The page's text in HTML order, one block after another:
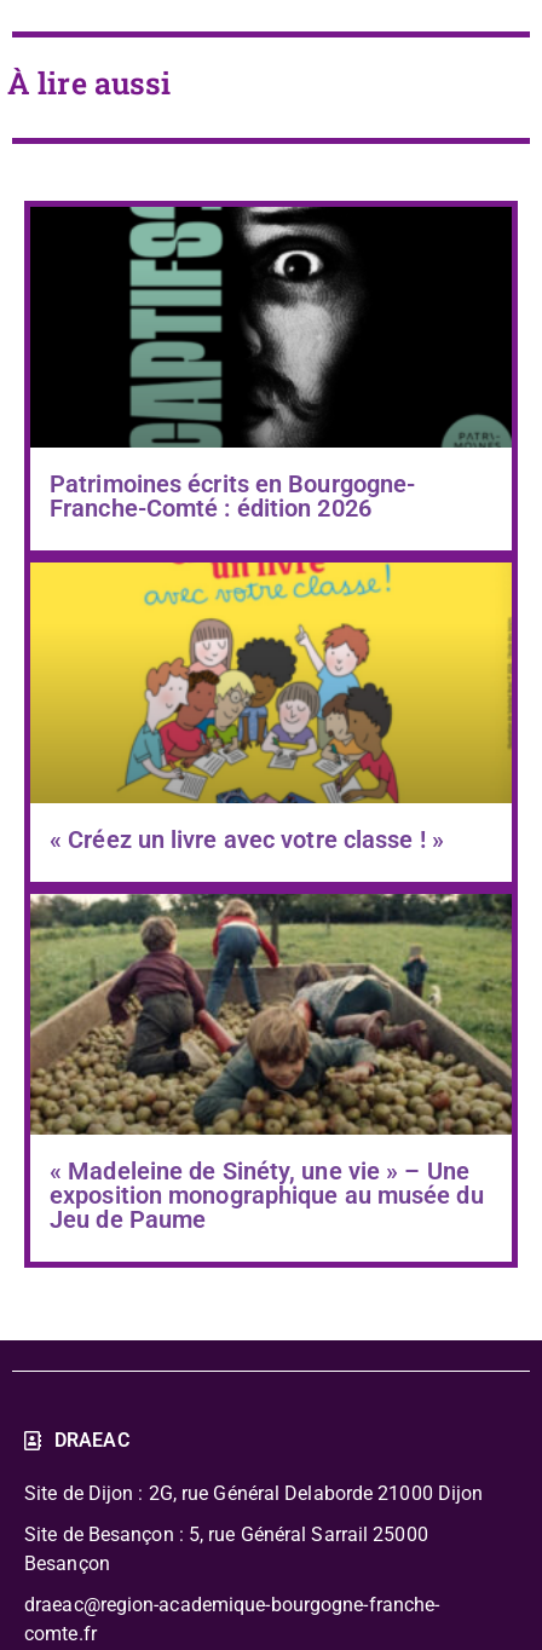
À lire aussi
Patrimoines écrits en Bourgogne-
Franche-Comté : édition 2026
« Créez un livre avec votre classe ! »
« Madeleine de Sinéty, une vie » – Une
exposition monographique au musée du
Jeu de Paume
DRAEAC
Site de Dijon : 2G, rue Général Delaborde 21000 Dijon
Site de Besançon : 5, rue Général Sarrail 25000
Besançon
draeac@region-academique-bourgogne-franche-
comte.fr